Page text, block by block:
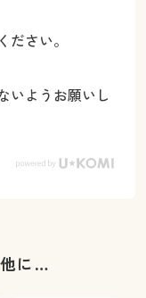
さい。
いようお願いし
に…